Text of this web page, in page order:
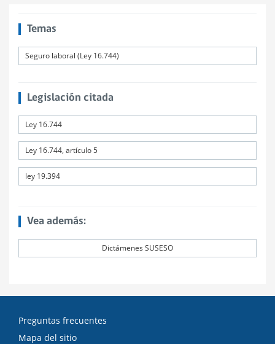
Temas
Seguro laboral (Ley 16.744)
Legislación citada
Ley 16.744
Ley 16.744, artículo 5
ley 19.394
Vea además:
Dictámenes SUSESO
Preguntas frecuentes
Mapa del sitio